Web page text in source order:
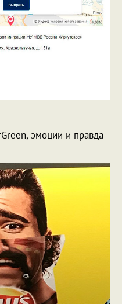
эмоции и правда